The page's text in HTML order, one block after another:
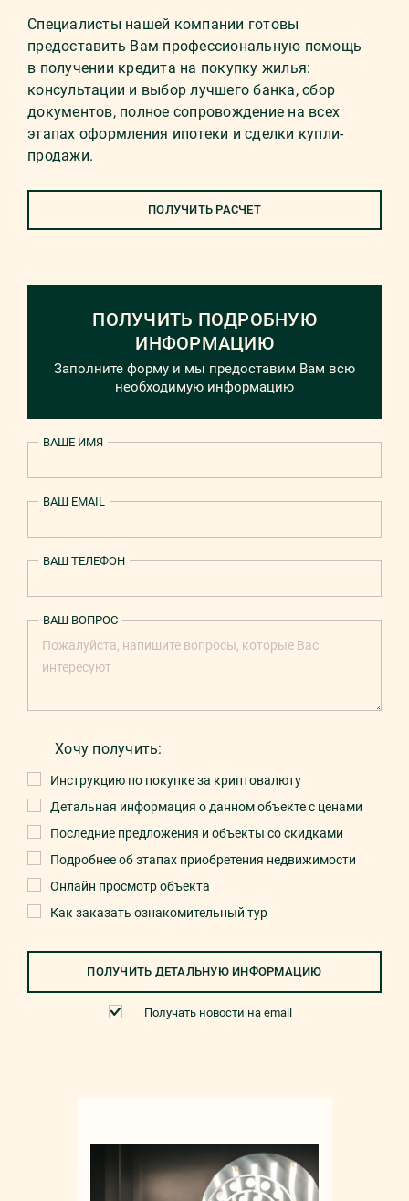
Специалисты нашей компании готовы
предоставить Вам профессиональную помощь
в получении кредита на покупку жилья:
консультации и выбор лучшего банка, сбор
документов, полное сопровождение на всех
этапах оформления ипотеки и сделки купли-
продажи.
ПОЛУЧИТЬ РАСЧЕТ
ПОЛУЧИТЬ ПОДРОБНУЮ
ИНФОРМАЦИЮ
Заполните форму и мы предоставим Вам всю
необходимую информацию
ВАШЕ ИМЯ
ВАШ EMAIL
ВАШ ТЕЛЕФОН
Хочу получить:
Инструкцию по покупке за криптовалюту
Детальная информация о данном объекте с ценами
Последние предложения и объекты со скидками
Подробнее об этапах приобретения недвижимости
Онлайн просмотр объекта
Как заказать ознакомительный тур
ВАШ ВОПРОС
ПОЛУЧИТЬ ДЕТАЛЬНУЮ ИНФОРМАЦИЮ
Получать новости на email